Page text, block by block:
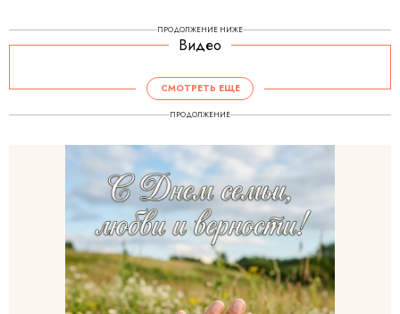
ПРОДОЛЖЕНИЕ НИЖЕ
Видео
СМОТРЕТЬ ЕЩЕ
ПРОДОЛЖЕНИЕ